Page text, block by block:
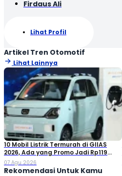
Firdaus Ali
Lihat Profil
Artikel Tren Otomotif
Lihat Lainnya
10 Mobil Listrik Termurah di GIIAS
2026, Ada yang Promo Jadi Rp119
Jutaan!
07 Agu 2026
Rekomendasi Untuk Kamu